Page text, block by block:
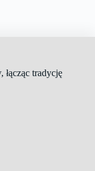
tradycję